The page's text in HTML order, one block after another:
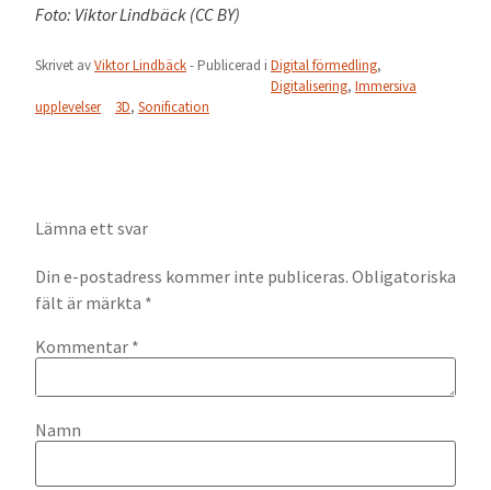
Foto: Viktor Lindbäck (CC BY)
Skrivet avViktor Lindbäck- Publicerad i Digital förmedling,
Digitalisering, Immersiva
upplevelser
3D, Sonification
Lämna ett svar
Din e-postadress kommer inte publiceras. Obligatoriska
fält är märkta *
Kommentar *
Namn